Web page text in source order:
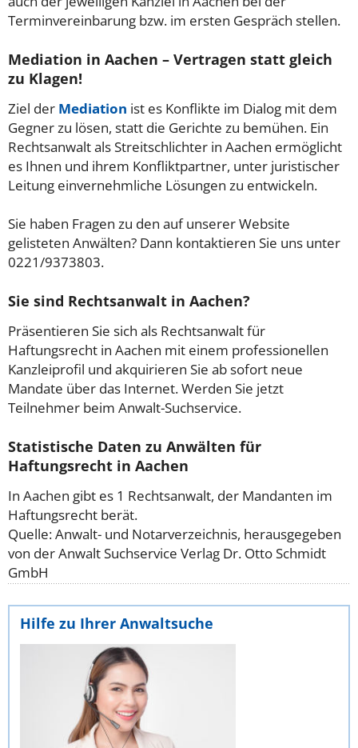
Terminvereinbarung bzw. im ersten Gespräch stellen.
Mediation in Aachen – Vertragen statt gleich
zu Klagen!
Ziel der Mediation ist es Konflikte im Dialog mit dem
Gegner zu lösen, statt die Gerichte zu bemühen. Ein
Rechtsanwalt als Streitschlichter in Aachen ermöglicht
es Ihnen und ihrem Konfliktpartner, unter juristischer
Leitung einvernehmliche Lösungen zu entwickeln.
Sie haben Fragen zu den auf unserer Website
gelisteten Anwälten? Dann kontaktieren Sie uns unter
0221/9373803.
Sie sind Rechtsanwalt in Aachen?
Präsentieren Sie sich als Rechtsanwalt für
Haftungsrecht in Aachen mit einem professionellen
Kanzleiprofil und akquirieren Sie ab sofort neue
Mandate über das Internet. Werden Sie jetzt
Teilnehmer beim Anwalt-Suchservice.
Statistische Daten zu Anwälten für
Haftungsrecht in Aachen
In Aachen gibt es 1 Rechtsanwalt, der Mandanten im
Haftungsrecht berät.
Quelle: Anwalt- und Notarverzeichnis, herausgegeben
von der Anwalt Suchservice Verlag Dr. Otto Schmidt
GmbH
Hilfe zu Ihrer Anwaltsuche